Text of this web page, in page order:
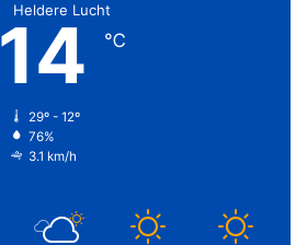
Heldere Lucht
14 ℃
29º - 12º
76%
3.1 km/h